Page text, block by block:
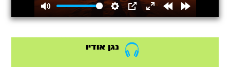
Mute Settings
PIP
EnterRewindForward
נגן אודיו